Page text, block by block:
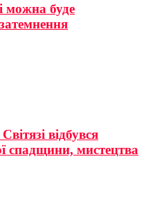
можна буде
відбувся
спадщини, мистецтва